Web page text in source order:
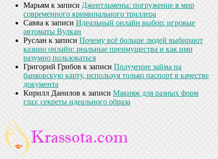
Марьям к записи Джентльмены: погружение в мир
современного криминального триллера
Савва к записи Идеальный онлайн выбор: игровые
автоматы Вулкан
Руслан к записи Почему всё больше людей выбирают
казино онлайн: реальные преимущества и как ими
разумно пользоваться
Григорий Грибов к записи Получение займа на
банковскую карту, используя только паспорт в качестве
документа
Кирилл Данилов к записи Макияж для разных форм
глаз: секреты идеального образа